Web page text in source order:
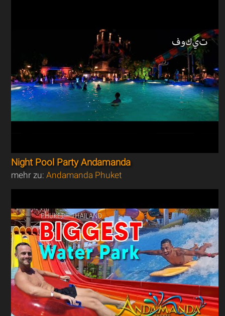
Night Pool Party Andamanda
mehr zu:Andamanda Phuket